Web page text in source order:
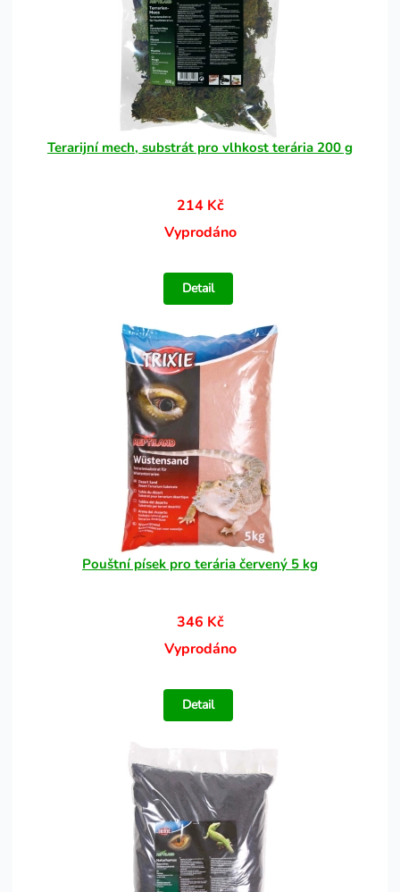
Terarijní mech, substrát pro vlhkost terária 200 g
214 Kč
Vyprodáno
Detail
Pouštní písek pro terária červený 5 kg
346 Kč
Vyprodáno
Detail